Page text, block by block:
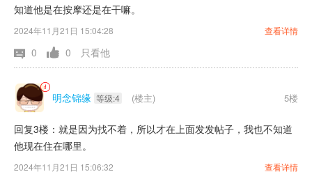
知道他是在按摩还是在干嘛。
2024年11月21日 15:04:28 查看详情
0 0 只看他
明念锦缘 等级:4 (楼主) 5楼
回复3楼：就是因为找不着，所以才在上面发发帖子，我也不知道
他现在住在哪里。
2024年11月21日 15:06:32 查看详情